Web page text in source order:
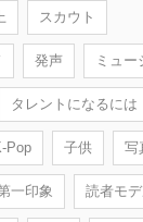
スカウト
発声 ミュー
タレントになるには
Pop 子供 写
一印象 読者モ